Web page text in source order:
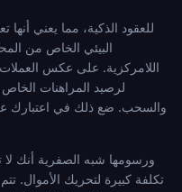
البيئي الخاص من
اللامركزية. على عكس
والسحب. ضع ذلك في اعتبارك
تكلفة كبيرة لتحريك الأموال.